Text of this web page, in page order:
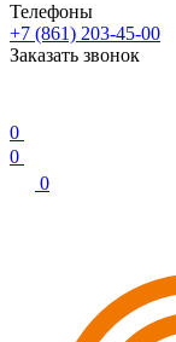
Телефоны
+7 (861) 203-45-00
Заказать звонок
0
0
0